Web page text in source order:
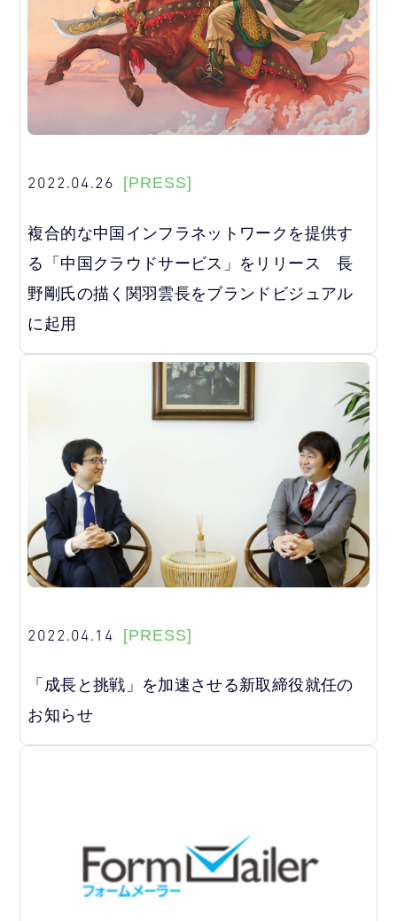
2022.04.26 [PRESS]
複合的な中国インフラネットワークを提供す
る「中国クラウドサービス」をリリース 長
野剛氏の描く関羽雲長をブランドビジュアル
に起用
2022.04.14 [PRESS]
「成長と挑戦」を加速させる新取締役就任の
お知らせ